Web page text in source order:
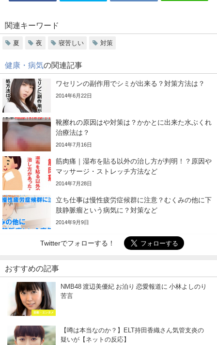
関連キーワード
夏 夜 寝苦しい 対策
健康・病気の関連記事
ワセリンの副作用でシミが出来る？対策方法は？
2014年6月22日
靴擦れの原因はや対策は？かかとに出来た水ぶくれ
治療法は？
2014年7月16日
筋肉痛｜湿布を貼る以外の治し方が判明！？原因や
マッサージ・ストレッチ方法など
2014年7月28日
立ち仕事は慢性疲労症候群に注意？むくみの他に下
肢静脈瘤という病気に？対策など
2014年9月9日
Twitterでフォローする！
おすすめの記事
芸能・エンタメ
NMB48 渡辺美優紀 お泊り 恋愛報道に 小林よしのり
苦言
【噂は本当なのか？】ELT持田香織さん気管支炎の
疑いが【ネットの反応】